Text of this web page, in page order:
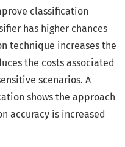
classification
has higher chances
technique increases the
the costs associated
scenarios. A
shows the approach
accuracy is increased